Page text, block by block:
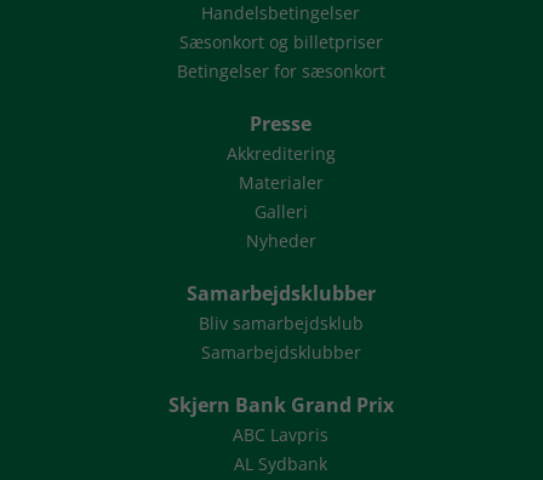
Handelsbetingelser
Sæsonkort og billetpriser
Betingelser for sæsonkort
Presse
Akkreditering
Materialer
Galleri
Nyheder
Samarbejdsklubber
Bliv samarbejdsklub
Samarbejdsklubber
Skjern Bank Grand Prix
ABC Lavpris
AL Sydbank